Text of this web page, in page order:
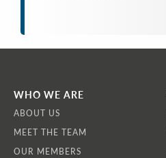
WHO WE ARE
ABOUT US
MEET THE TEAM
OUR MEMBERS